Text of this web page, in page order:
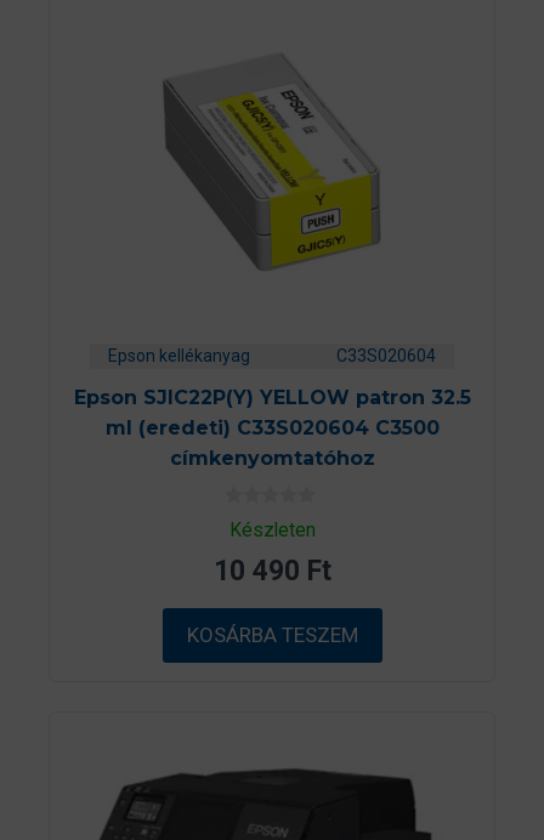
Epson kellékanyag C33S020604
Epson SJIC22P(Y) YELLOW patron 32.5
ml (eredeti) C33S020604 C3500
címkenyomtatóhoz
0
a
b
ő
l
Készleten
10 490 Ft
KOSÁRBA TESZEM